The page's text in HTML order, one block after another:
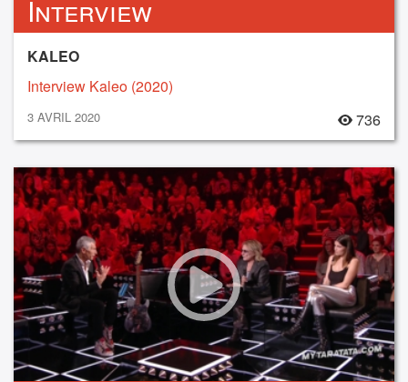
Interview
KALEO
Interview Kaleo (2020)
3 AVRIL 2020 736